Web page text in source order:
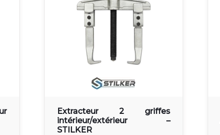
Extracteur 2 griffes
intérieur/extérieur –
STILKER